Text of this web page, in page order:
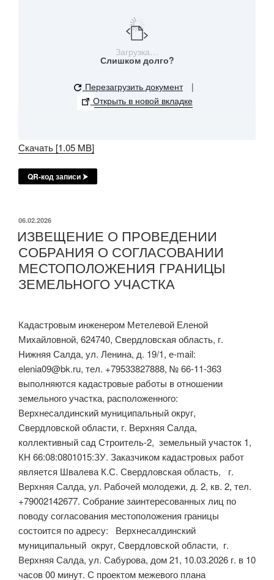
Загрузка…
Слишком долго?
Перезагрузить документ
|
Открыть в новой вкладке
Скачать [1.05 MB]
QR-код записи ⮞
ОПУБЛИКОВАНО
06.02.2026
ИЗВЕЩЕНИЕ О ПРОВЕДЕНИИ
СОБРАНИЯ О СОГЛАСОВАНИИ
МЕСТОПОЛОЖЕНИЯ ГРАНИЦЫ
ЗЕМЕЛЬНОГО УЧАСТКА
Кадастровым инженером Метелевой Еленой
Михайловной, 624740, Свердловская область, г.
Нижняя Салда, ул. Ленина, д. 19/1, е-mail:
elenia09@bk.ru, тел. +79533827888, № 66-11-363
выполняются кадастровые работы в отношении
земельного участка, расположенного:
Верхнесалдинский муниципальный округ,
Свердловской области, г. Верхняя Салда,
коллективный сад Строитель-2, земельный участок 1,
КН 66:08:0801015:ЗУ. Заказчиком кадастровых работ
является Швалева К.С. Свердловская область, г.
Верхняя Салда, ул. Рабочей молодежи, д. 2, кв. 2, тел.
+79002142677. Собрание заинтересованных лиц по
поводу согласования местоположения границы
состоится по адресу: Верхнесалдинский
муниципальный округ, Свердловской области, г.
Верхняя Салда, ул. Сабурова, дом 21, 10.03.2026 г. в 10
часов 00 минут. С проектом межевого плана